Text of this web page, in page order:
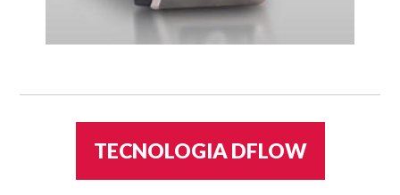
TECNOLOGIA DFLOW